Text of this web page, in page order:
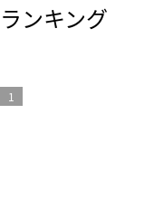
ランキング